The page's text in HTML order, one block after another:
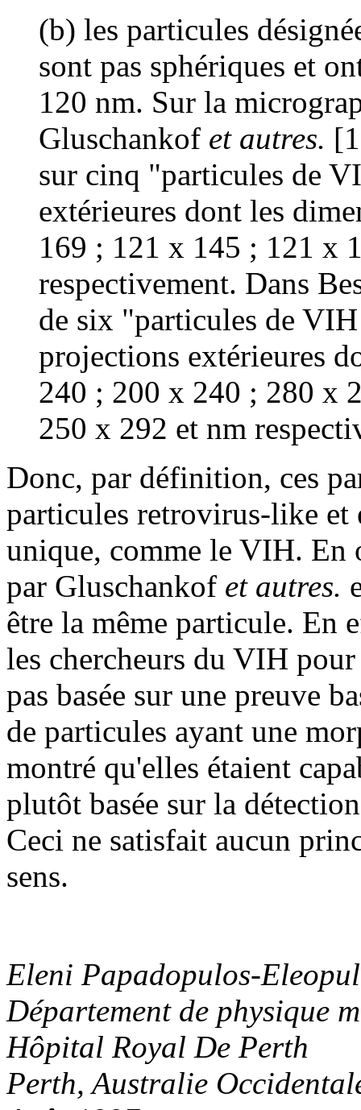
(b) les particules
sont pas sphériques et
120 nm. Sur la
Gluschankof et autres.
sur cinq "particules de
extérieures dont les
169 ; 121 x 145 ; 121 x
respectivement. Dans
de six "particules de
projections extérieures
240 ; 200 x 240 ; 280 x
250 x 292 et nm
Donc, par définition, ces
particules retrovirus-like et
unique, comme le VIH. En
par Gluschankof et autres.
être la même particule. En
les chercheurs du VIH
pas basée sur une preuve
de particules ayant une
montré qu'elles étaient
plutôt basée sur la
Ceci ne satisfait aucun
sens.
Eleni Papadopulos-
Département de physique
Hôpital Royal De Perth
Perth, Australie